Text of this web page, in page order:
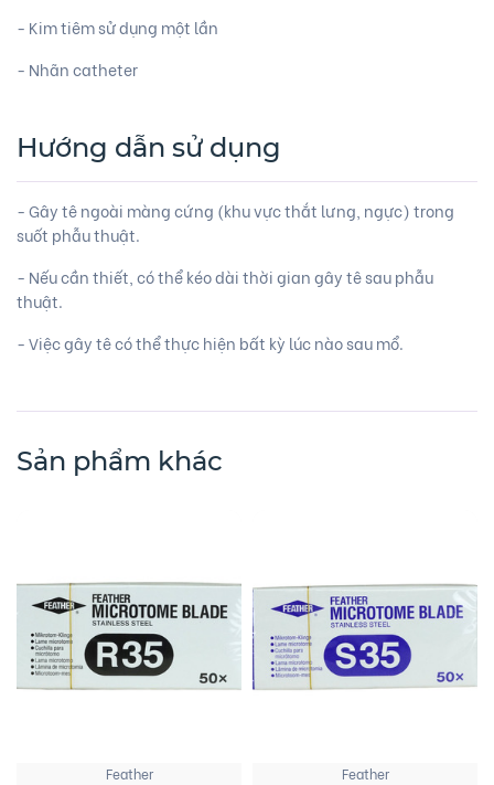
- Kim tiêm sử dụng một lần
- Nhãn catheter
Hướng dẫn sử dụng
- Gây tê ngoài màng cứng (khu vực thắt lưng, ngực) trong
suốt phẫu thuật.
- Nếu cần thiết, có thể kéo dài thời gian gây tê sau phẫu
thuật.
- Việc gây tê có thể thực hiện bất kỳ lúc nào sau mổ.
Sản phẩm khác
Feather
Feather